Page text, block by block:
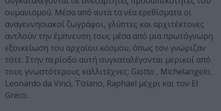
ουμανισμού. Μέσα από αυτά τα νέα ερεθίσματα οι
αναγεννησιακοί ζωγράφοι, γλύπτες και αρχιτέκτονες
αντλούν την έμπνευση τους μέσα από μια πρωτόγνωρη
εξοικείωση του αρχαίου κόσμου, όπως τον γνώριζαν
τότε. Στην περίοδο αυτή συγκαταλέγονται μερικοί από
τους γνωστότερους καλλιτέχνες: Giotto , Michelangelo,
Leonardo da Vinci, Tiziano, Raphael μέχρι και τον El
Greco.